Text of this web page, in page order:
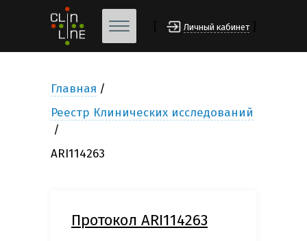
Личный кабинет
Главная
Реестр Клинических исследований
ARI114263
Протокол ARI114263